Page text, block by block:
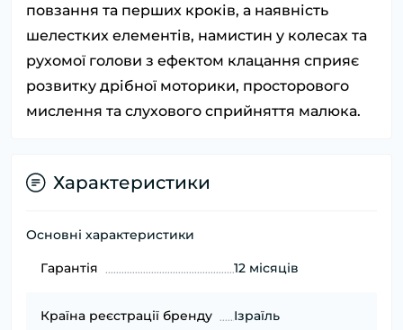
повзання та перших кроків, а наявність
шелестких елементів, намистин у колесах та
рухомої голови з ефектом клацання сприяє
розвитку дрібної моторики, просторового
мислення та слухового сприйняття малюка.
Характеристики
Основні характеристики
Гарантія 12 місяців
Країна реєстрації бренду Ізраїль